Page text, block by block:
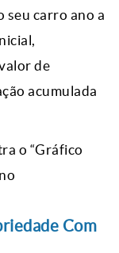
seu carro ano a
de
acumulada
o “Gráfico
Com